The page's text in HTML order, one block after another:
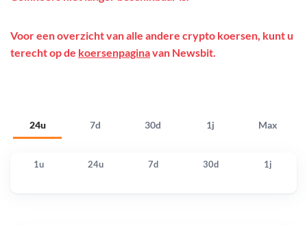
24u 7d 30d 1j Max
Voor een overzicht van alle andere crypto koersen, kunt u
terecht op de koersenpaginavan Newsbit.
1u 24u 7d 30d 1j